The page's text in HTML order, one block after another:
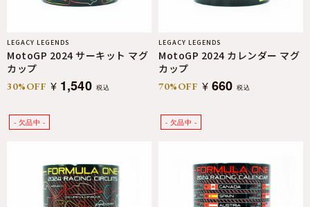
LEGACY LEGENDS
MotoGP 2024 サーキット マグ
カップ
30%OFF ¥ 1,540 税込
LEGACY LEGENDS
MotoGP 2024 カレンダー マグ
カップ
70%OFF ¥ 660 税込